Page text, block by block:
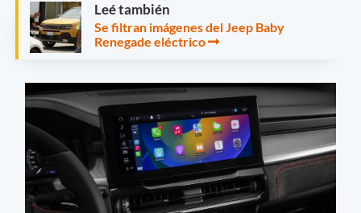
Leé también
Se filtran imágenes del Jeep Baby
Renegade eléctrico